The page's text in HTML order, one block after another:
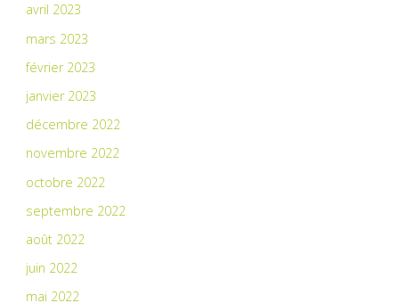
avril 2023
mars 2023
février 2023
janvier 2023
décembre 2022
novembre 2022
octobre 2022
septembre 2022
août 2022
juin 2022
mai 2022